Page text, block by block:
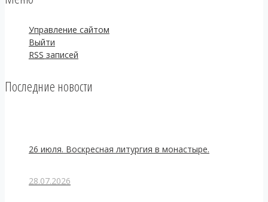
Управление сайтом
Выйти
RSS записей
Последние новости
26 июля. Воскресная литургия в монастыре.
28.07.2026